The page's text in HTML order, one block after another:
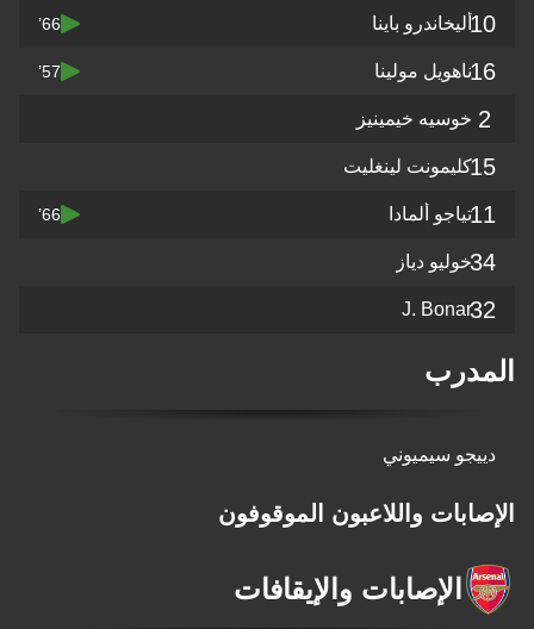
10أليخاندرو باينا 66’
16ناهويل مولينا 57’
2 خوسيه خيمينيز
15كليمونت لينغليت
11تياجو ألمادا 66’
34خوليو دياز
32
J. Bonar
المدرب
دييجو سيميوني
الإصابات واللاعبون الموقوفون
الإصابات والإيقافات